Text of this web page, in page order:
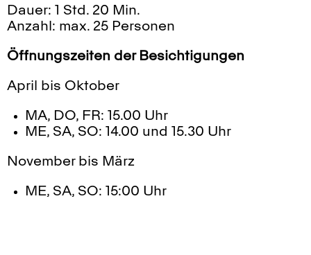
Dauer: 1 Std. 20 Min.
Anzahl: max. 25 Personen
Öffnungszeiten der Besichtigungen
April bis Oktober
MA, DO, FR: 15.00 Uhr
ME, SA, SO: 14.00 und 15.30 Uhr
November bis März
ME, SA, SO: 15:00 Uhr